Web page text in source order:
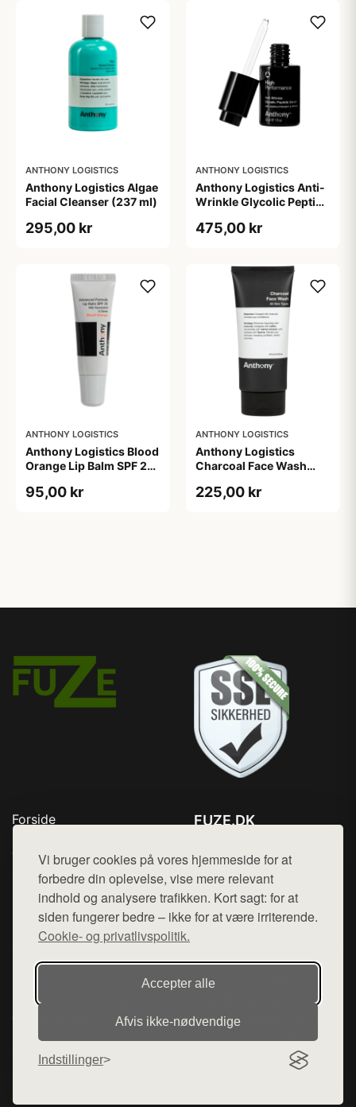
Vi bruger cookies på vores hjemmeside for at
forbedre din oplevelse, vise mere relevant
indhold og analysere trafikken. Kort sagt: for at
siden fungerer bedre – ikke for at være irriterende.
Cookie- og privatlivspolitik.
Accepter alle
Afvis ikke‑nødvendige
Indstillinger
ANTHONY LOGISTICS
Anthony Logistics Algae
Facial Cleanser (237 ml)
295,00 kr
ANTHONY LOGISTICS
Anthony Logistics Anti-
Wrinkle Glycolic Peptide
475,00 kr
ANTHONY LOGISTICS
Anthony Logistics Blood
Orange Lip Balm SPF 25
95,00 kr
ANTHONY LOGISTICS
Anthony Logistics
Charcoal Face Wash
225,00 kr
Forside
Top Rabatter
Kontakt
FUZE.DK
Mail: hej@want.dk
Cookie- og privatlivspolitik
Denne side er en del af want.dk, der udgiver en række
hjemmesider med præsentation af forskellige produkter fra
diverse webshops. Der sælges ikke varer fra denne side - vi
henviser til de shops, som sælger varen. Vi har heller ikke
varerne på lager.